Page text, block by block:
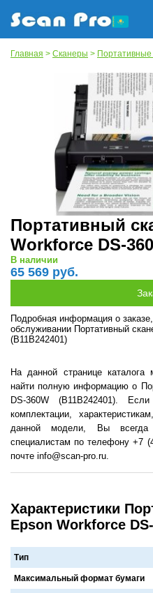
Главная > Сканеры > Портативные
Портативный
Workforce DS-
В наличии
65 569 руб.
Подробная информация о
обслуживании Портативный
(B11B242401)
На данной странице
найти полную информацию о
DS-360W (B11B242401).
комплектации,
данной модели, Вы
специалистам по телефону +7
почте info@scan-pro.ru.
Характеристики
Epson Workforce
Тип
Максимальный формат бумаги